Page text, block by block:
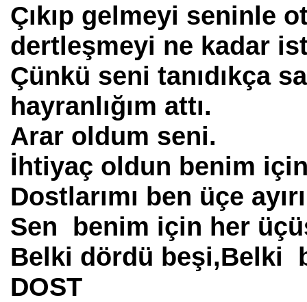
Çıkıp gelmeyi seninle
dertleşmeyi ne kadar
Çünkü seni tanıdıkça
hayranlığım attı.
Arar oldum seni.
İhtiyaç oldun benim
Dostlarımı ben üçe
Sen benim için her
Belki dördü beşi,Belki
DOST